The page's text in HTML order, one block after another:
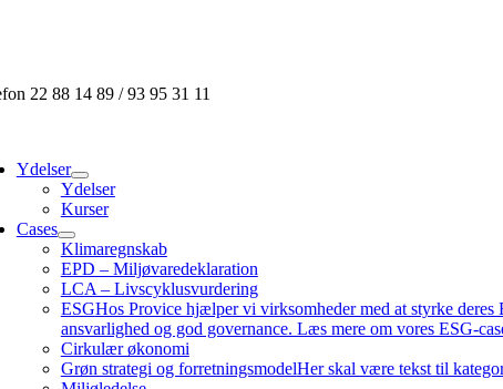
22 88 14 89 / 93 95 31 11
Ydelser
Ydelser
Kurser
Cases
Klimaregnskab
EPD – Miljøvaredeklaration
LCA – Livscyklusvurdering
ESGHos Provice hjælper vi virksomheder med at styrke
ansvarlighed og god governance. Læs mere om vores ESG-
Cirkulær økonomi
Grøn strategi og forretningsmodelHer skal være tekst til